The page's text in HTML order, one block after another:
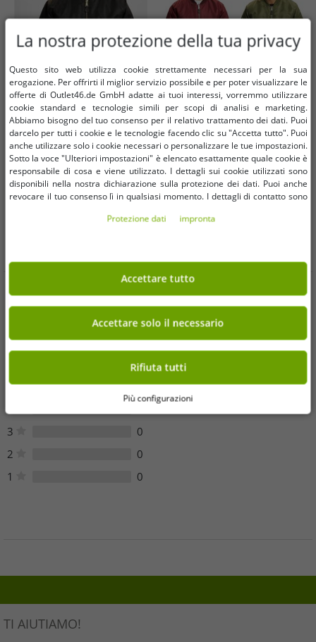
Taglie disponibili
S XL 3XL
Bomber da uomo Brandit MA1 –
Classica giacca per le mezze
stagioni con fodera imbottita
Taglie disponibili
S M L 3XL
Giacca bomber classica da uomo
Brandit MA1 con fodera imbottita,
modello B3149, nei colori bordeaux
Opinioni dei clienti
Sfortunatamente, non ci sono recensioni dei clienti per questo
5
0
3
0
2
0
1
0
TI AIUTIAMO!
La nostra protezione della tua privacy
Questo sito web utilizza cookie strettamente necessari per la sua
erogazione. Per offrirti il ​​miglior servizio possibile e per poter visualizzare le
offerte di Outlet46.de GmbH adatte ai tuoi interessi, vorremmo utilizzare
cookie standard e tecnologie simili per scopi di analisi e marketing.
Abbiamo bisogno del tuo consenso per il relativo trattamento dei dati. Puoi
darcelo per tutti i cookie e le tecnologie facendo clic su "Accetta tutto". Puoi
anche utilizzare solo i cookie necessari o personalizzare le tue impostazioni.
Sotto la voce "Ulteriori impostazioni" è elencato esattamente quale cookie è
responsabile di cosa e viene utilizzato. I dettagli sui cookie utilizzati sono
disponibili nella nostra dichiarazione sulla protezione dei dati. Puoi anche
revocare il tuo consenso lì in qualsiasi momento. I dettagli di contatto sono
Protezione dati impronta
Accettare tutto
Accettare solo il necessario
Rifiuta tutti
Più configurazioni